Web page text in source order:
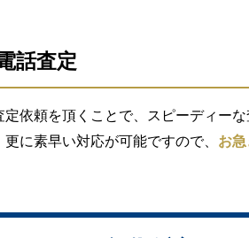
話査定
依頼を頂くことで、スピーディー
に素早い対応が可能ですので、 お